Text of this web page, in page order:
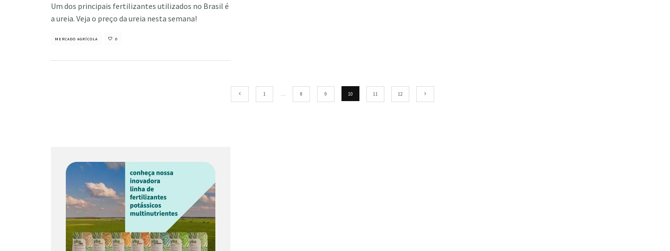
Um dos principais fertilizantes utilizados no Brasil é
a ureia. Veja o preço da ureia nesta semana!
MERCADO AGRÍCOLA 0
1 … 8 9 10 11 12